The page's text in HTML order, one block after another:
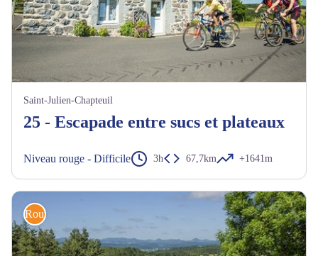
Saint-Julien-Chapteuil
25 - Escapade entre sucs et plateaux
Niveau rouge - Difficile 3h 67,7km +1641m
Route